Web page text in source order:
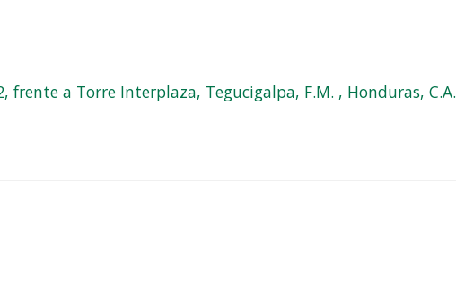
a Torre Interplaza, Tegucigalpa, F.M. , Honduras, C.A.